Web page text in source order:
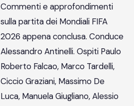
Commenti e approfondimenti
sulla partita dei Mondiali FIFA
2026 appena conclusa. Conduce
Alessandro Antinelli. Ospiti Paulo
Roberto Falcao, Marco Tardelli,
Ciccio Graziani, Massimo De
Luca, Manuela Giugliano, Alessio